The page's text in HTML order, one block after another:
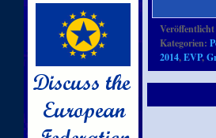
Kategorien:
2014,EVP,